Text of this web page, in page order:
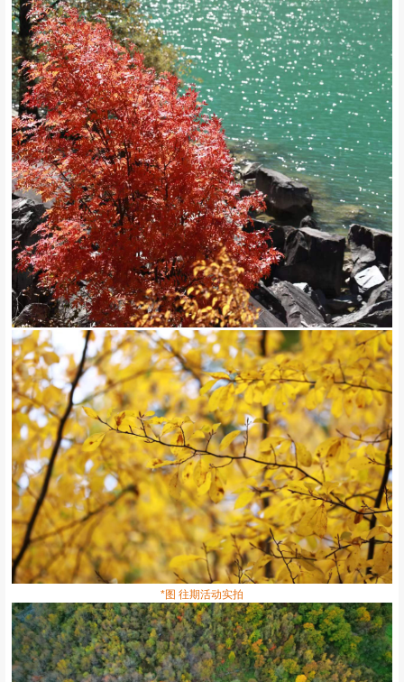
*图 往期活动实拍